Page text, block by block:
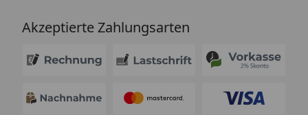
Akzeptierte Zahlungsarten